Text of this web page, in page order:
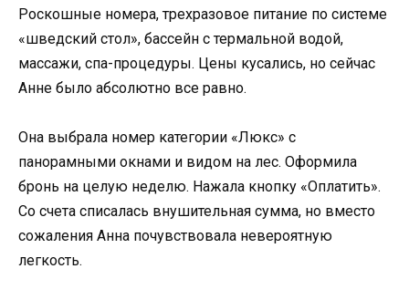
Роскошные номера, трехразовое питание по системе
«шведский стол», бассейн с термальной водой,
массажи, спа-процедуры. Цены кусались, но сейчас
Анне было абсолютно все равно.
Она выбрала номер категории «Люкс» с
панорамными окнами и видом на лес. Оформила
бронь на целую неделю. Нажала кнопку «Оплатить».
Со счета списалась внушительная сумма, но вместо
сожаления Анна почувствовала невероятную
легкость.